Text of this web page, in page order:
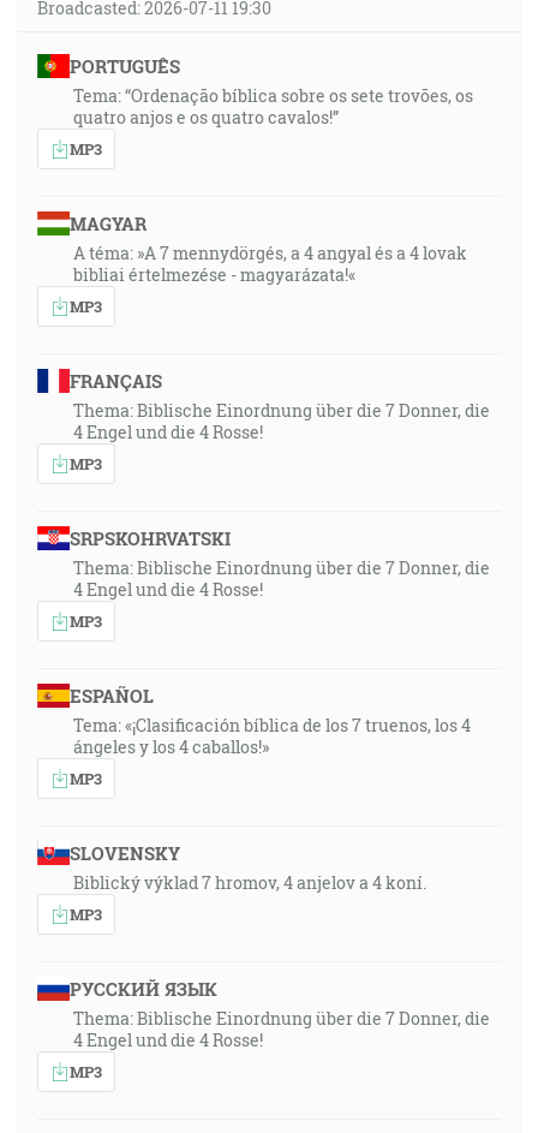
Broadcasted: 2026-07-11 19:30
PORTUGUÊS
Tema: “Ordenação bíblica sobre os sete trovões, os
quatro anjos e os quatro cavalos!”
MP3
MAGYAR
A téma: »A 7 mennydörgés, a 4 angyal és a 4 lovak
bibliai értelmezése - magyarázata!«
MP3
FRANÇAIS
Thema: Biblische Einordnung über die 7 Donner, die
4 Engel und die 4 Rosse!
MP3
SRPSKOHRVATSKI
Thema: Biblische Einordnung über die 7 Donner, die
4 Engel und die 4 Rosse!
MP3
ESPAÑOL
Tema: «¡Clasificación bíblica de los 7 truenos, los 4
ángeles y los 4 caballos!»
MP3
SLOVENSKY
Biblický výklad 7 hromov, 4 anjelov a 4 koní.
MP3
РУССКИЙ ЯЗЫК
Thema: Biblische Einordnung über die 7 Donner, die
4 Engel und die 4 Rosse!
MP3